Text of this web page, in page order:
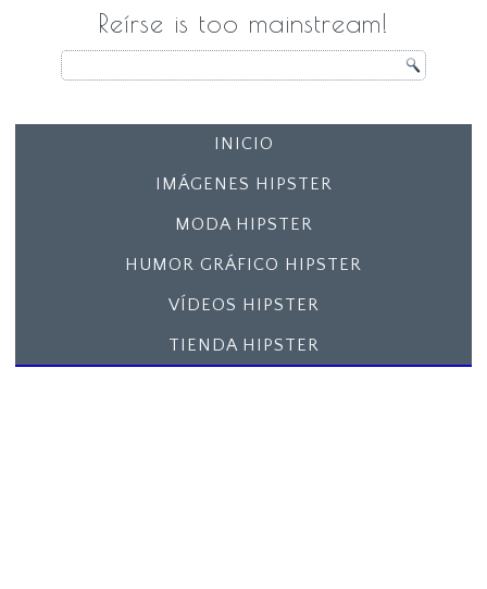
Reírse is too mainstream!
INICIO
IMÁGENES HIPSTER
MODA HIPSTER
HUMOR GRÁFICO HIPSTER
VÍDEOS HIPSTER
TIENDA HIPSTER